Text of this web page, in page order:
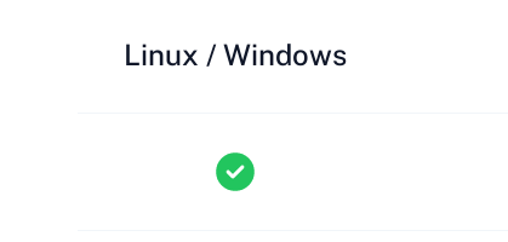
Linux / Windows